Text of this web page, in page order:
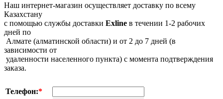
Наш интернет-магазин осуществляет доставку по всему
Казахстану
с помощью службы доставки Exline в течении 1-2 рабочих
дней по
Алмате (алматинской области) и от 2 до 7 дней (в
зависимости от
удаленности населенного пункта) с момента подтверждения
заказа.
Телефон:*